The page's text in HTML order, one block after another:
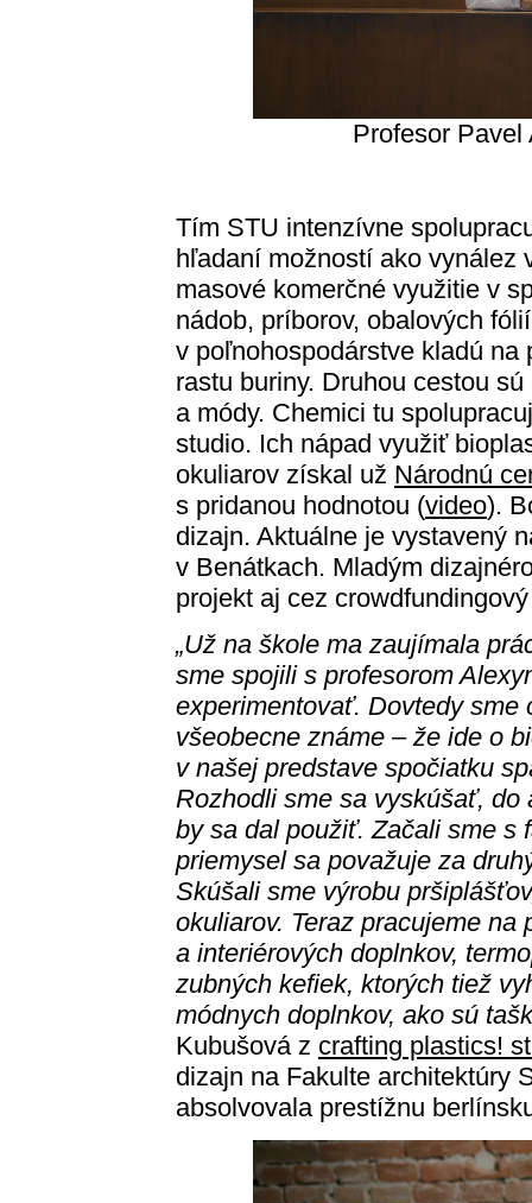
Profesor
Tím STU intenzívne
hľadaní možností ako vynález
masové komerčné využitie v
nádob, príborov, obalových
v poľnohospodárstve kladú
rastu buriny. Druhou cestou
a módy. Chemici tu
studio. Ich nápad využiť
okuliarov získal už Národnú
s pridanou hodnotou (video).
dizajn. Aktuálne je vystavený
v Benátkach. Mladým
projekt aj cez
„Už na škole ma zaujímala
sme spojili s profesorom
experimentovať. Dovtedy sme
všeobecne známe – že ide o
v našej predstave spočiatku
Rozhodli sme sa vyskúšať,
by sa dal použiť. Začali sme s
priemysel sa považuje za
Skúšali sme výrobu
okuliarov. Teraz pracujeme na
a interiérových doplnkov,
zubných kefiek, ktorých tiež
módnych doplnkov, ako sú
Kubušová z crafting plastics!
dizajn na Fakulte architektúry
absolvovala prestížnu